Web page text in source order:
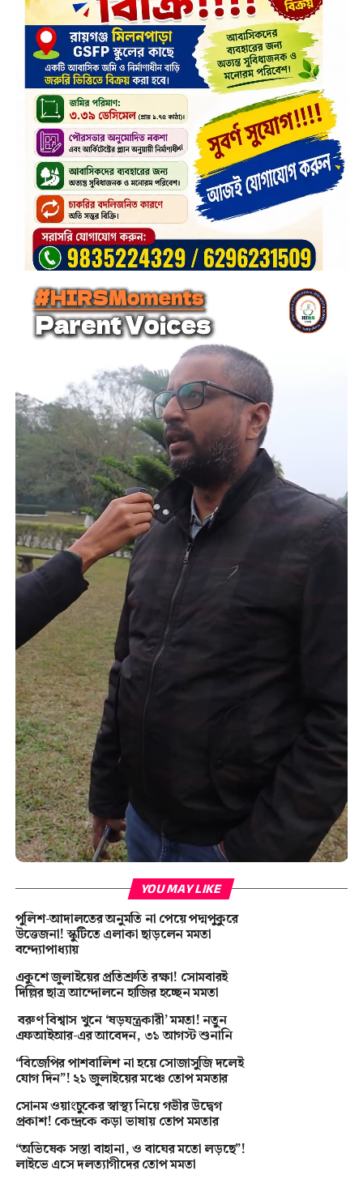
YOU MAY LIKE
পুলিশ-আদালতের অনুমতি না পেয়ে পদ্মপুকুরে
উত্তেজনা! স্কুটিতে এলাকা ছাড়লেন মমতা
বন্দ্যোপাধ্যায়
একুশে জুলাইয়ের প্রতিশ্রুতি রক্ষা! সোমবারই
দিল্লির ছাত্র আন্দোলনে হাজির হচ্ছেন মমতা
বরুণ বিশ্বাস খুনে ‘ষড়যন্ত্রকারী’ মমতা! নতুন
এফআইআর-এর আবেদন, ৩১ আগস্ট শুনানি
“বিজেপির পাশবালিশ না হয়ে সোজাসুজি দলেই
যোগ দিন”! ২১ জুলাইয়ের মঞ্চে তোপ মমতার
সোনম ওয়াংচুকের স্বাস্থ্য নিয়ে গভীর উদ্বেগ
প্রকাশ! কেন্দ্রকে কড়া ভাষায় তোপ মমতার
“অভিষেক সস্তা বাহানা, ও বাঘের মতো লড়ছে”!
লাইভে এসে দলত্যাগীদের তোপ মমতা